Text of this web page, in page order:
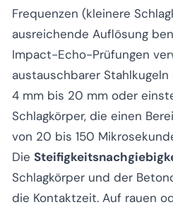
Frequenzen (kleinere
ausreichende Auflösung
Impact-Echo-Prüfungen
austauschbarer
4 mm bis 20 mm oder
Schlagkörper, die einen
von 20 bis 150
Die
Schlagkörper und der
die Kontaktzeit. Auf rauen